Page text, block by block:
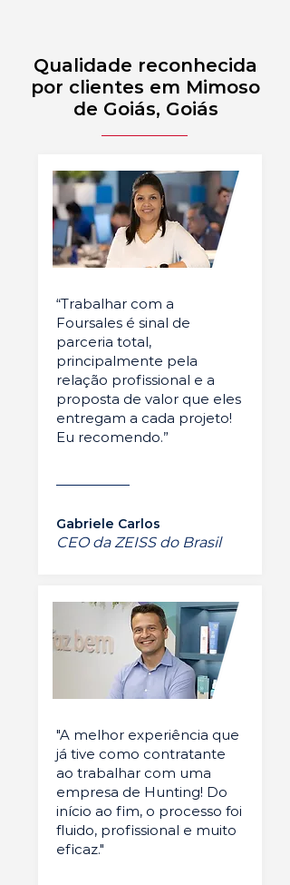
Qualidade reconhecida
por clientes em Mimoso
de Goiás, Goiás
“Trabalhar com a
Foursales é sinal de
parceria total,
principalmente pela
relação profissional e a
proposta de valor que eles
entregam a cada projeto!
Eu recomendo.”
Gabriele Carlos
CEO da ZEISS do Brasil
"A melhor experiência que
já tive como contratante
ao trabalhar com uma
empresa de Hunting! Do
início ao fim, o processo foi
fluido, profissional e muito
eficaz."